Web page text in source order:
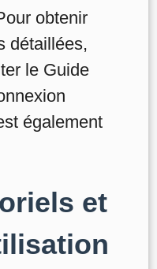
obtenir
détaillées,
le Guide
également
et